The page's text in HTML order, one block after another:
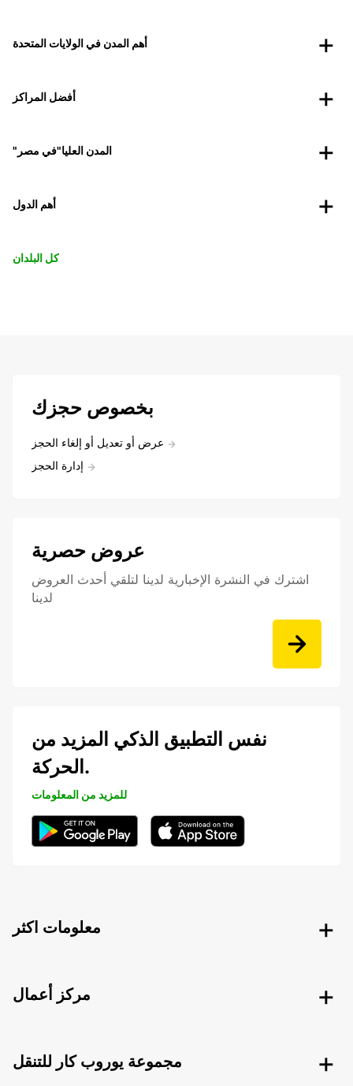
أهم المدن في الولايات المتحدة
أفضل المراكز
"المدن العليا"في مصر
أهم الدول
كل البلدان
بخصوص حجزك
عرض أو تعديل أو إلغاء الحجز
إدارة الحجز
عروض حصرية
اشترك في النشرة الإخبارية لدينا لتلقي أحدث العروض
لدينا
نفس التطبيق الذكي المزيد من
الحركة.
للمزيد من المعلومات
معلومات اكثر
مركز أعمال
مجموعة يوروب كار للتنقل